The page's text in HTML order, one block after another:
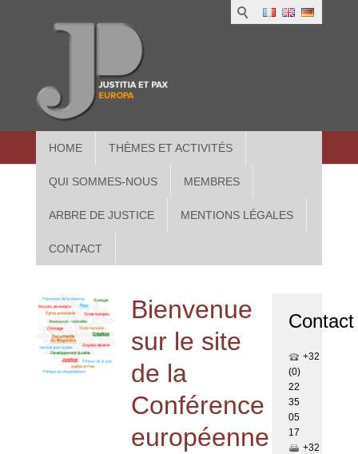
HOME THÈMES ET ACTIVITÉS
QUI SOMMES-NOUS MEMBRES
ARBRE DE JUSTICE MENTIONS LÉGALES
CONTACT
in
Bienvenue
sur le site
de la
Conférence
européenne
Contact
+32
(0)
22
35
05
17
+32